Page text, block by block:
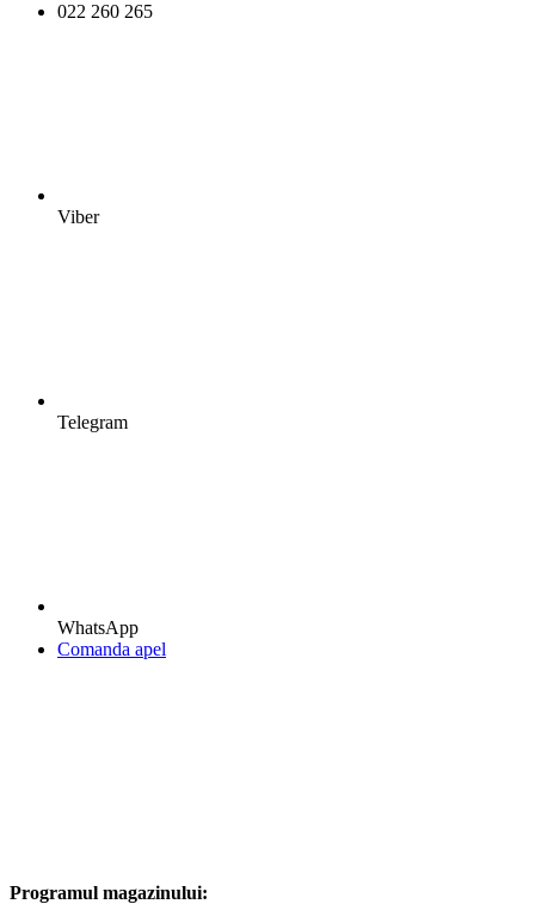
022 260 265
Viber
Telegram
WhatsApp
Comanda apel
Programul magazinului: